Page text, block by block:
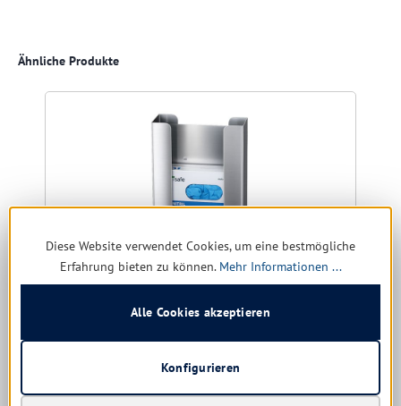
Produktgalerie überspringen
Ähnliche Produkte
Diese Website verwendet Cookies, um eine bestmögliche
Erfahrung bieten zu können. Mehr Informationen ...
Konfigurieren
Alle Cookies akzeptieren